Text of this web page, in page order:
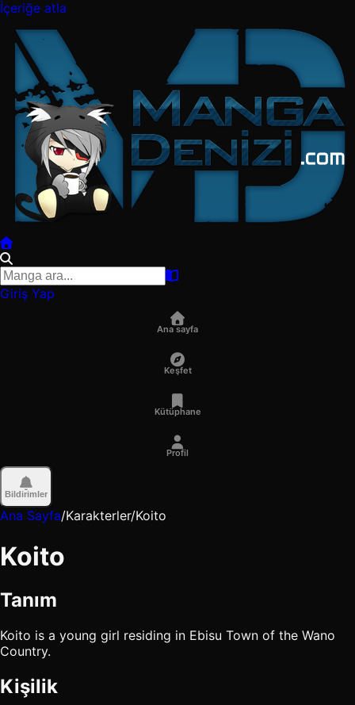
İçeriğe atla
Giriş Yap
Ana sayfa
Keşfet
Kütüphane
Profil
Bildirimler
Ana Sayfa/Karakterler/Koito
Koito
Tanım
Koito is a young girl residing in Ebisu Town of the Wano
Country.
Kişilik